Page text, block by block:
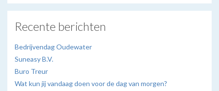
Recente berichten
Bedrijvendag Oudewater
Suneasy B.V.
Buro Treur
Wat kun jij vandaag doen voor de dag van morgen?